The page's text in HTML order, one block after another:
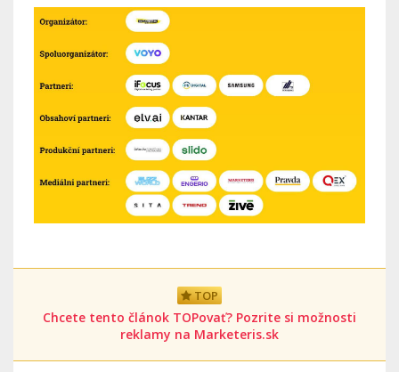
TOP
Chcete tento článok TOPovať? Pozrite si možnosti
reklamy na Marketeris.sk